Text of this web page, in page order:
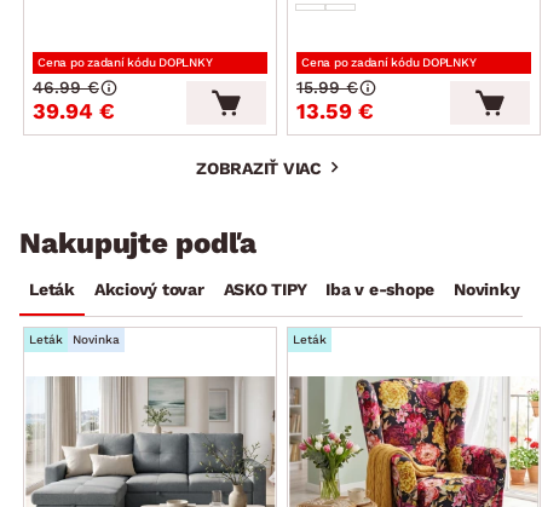
Cena po zadaní kódu DOPLNKY
39.94 €
46.99 €
Cena po zadaní kódu DOPLNKY
13.59 €
15.99 €
ZOBRAZIŤ VIAC
Nakupujte podľa
Leták Akciový tovar ASKO TIPY Iba v e-shope Novinky
Leták Novinka Leták